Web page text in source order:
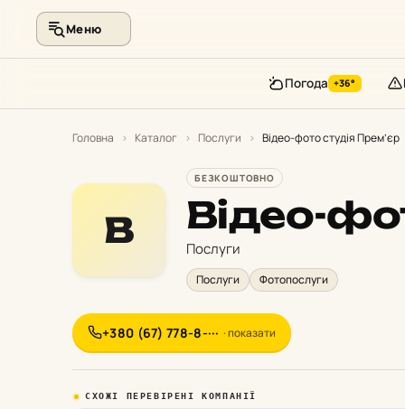
Меню
Погода +36°
Головна › Каталог › Послуги › Відео-фото студія Прем’єр
В
БЕЗКОШТОВНО
Відео-
Послуги
Послуги Фотопослуги
+380 (67) 778-8-··· · показати
СХОЖІ ПЕРЕВІРЕНІ КОМПАНІЇ